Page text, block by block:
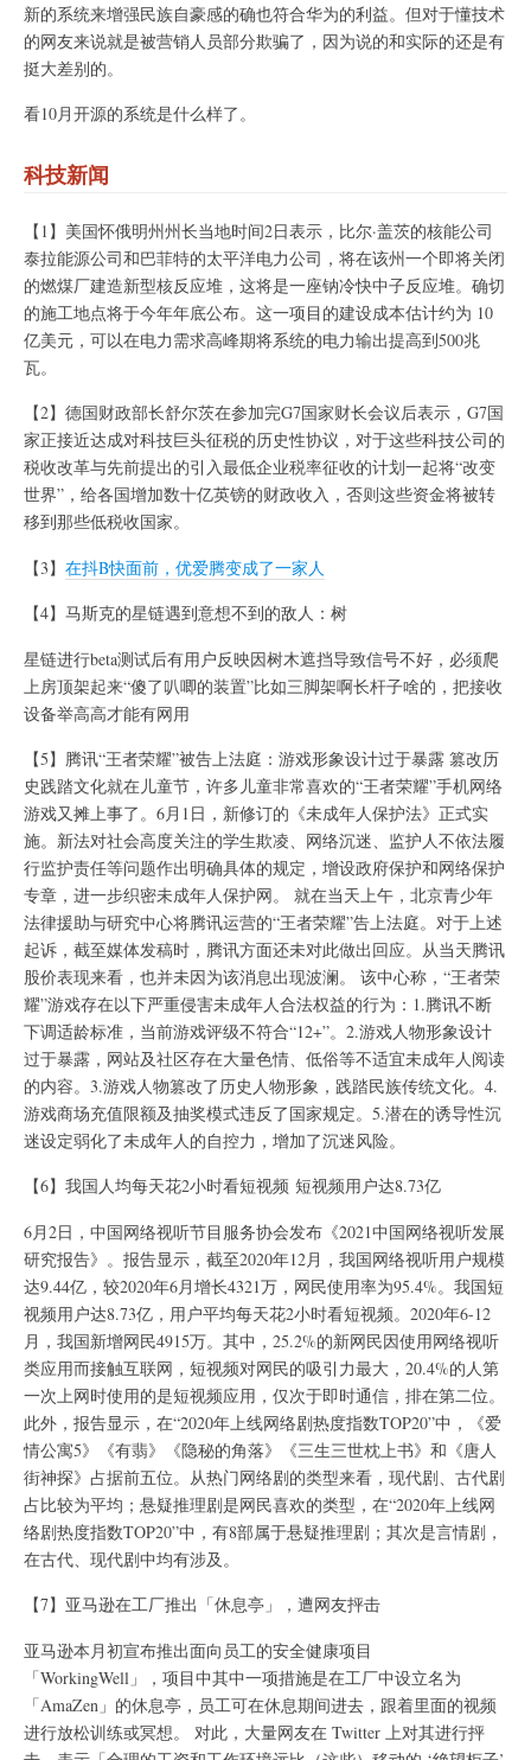
新的系统来增强民族自豪感的确也符合华为的利益。但对于懂技术
的网友来说就是被营销人员部分欺骗了，因为说的和实际的还是有
挺大差别的。
看10月开源的系统是什么样了。
科技新闻
【1】美国怀俄明州州长当地时间2日表示，比尔·盖茨的核能公司
泰拉能源公司和巴菲特的太平洋电力公司，将在该州一个即将关闭
的燃煤厂建造新型核反应堆，这将是一座钠冷快中子反应堆。确切
的施工地点将于今年年底公布。这一项目的建设成本估计约为 10
亿美元，可以在电力需求高峰期将系统的电力输出提高到500兆
瓦。
【2】德国财政部长舒尔茨在参加完G7国家财长会议后表示，G7国
家正接近达成对科技巨头征税的历史性协议，对于这些科技公司的
税收改革与先前提出的引入最低企业税率征收的计划一起将“改变
世界”，给各国增加数十亿英镑的财政收入，否则这些资金将被转
移到那些低税收国家。
【3】 在抖B快面前，优爱腾变成了一家人
【4】马斯克的星链遇到意想不到的敌人：树
星链进行beta测试后有用户反映因树木遮挡导致信号不好，必须爬
上房顶架起来“傻了叭唧的装置”比如三脚架啊长杆子啥的，把接收
设备举高高才能有网用
【5】腾讯“王者荣耀”被告上法庭：游戏形象设计过于暴露 篡改历
史践踏文化就在儿童节，许多儿童非常喜欢的“王者荣耀”手机网络
游戏又摊上事了。6月1日，新修订的《未成年人保护法》正式实
施。新法对社会高度关注的学生欺凌、网络沉迷、监护人不依法履
行监护责任等问题作出明确具体的规定，增设政府保护和网络保护
专章，进一步织密未成年人保护网。 就在当天上午，北京青少年
法律援助与研究中心将腾讯运营的“王者荣耀”告上法庭。对于上述
起诉，截至媒体发稿时，腾讯方面还未对此做出回应。从当天腾讯
股价表现来看，也并未因为该消息出现波澜。 该中心称，“王者荣
耀”游戏存在以下严重侵害未成年人合法权益的行为：1.腾讯不断
下调适龄标准，当前游戏评级不符合“12+”。2.游戏人物形象设计
过于暴露，网站及社区存在大量色情、低俗等不适宜未成年人阅读
的内容。3.游戏人物篡改了历史人物形象，践踏民族传统文化。4.
游戏商场充值限额及抽奖模式违反了国家规定。5.潜在的诱导性沉
迷设定弱化了未成年人的自控力，增加了沉迷风险。
【6】我国人均每天花2小时看短视频 短视频用户达8.73亿
6月2日，中国网络视听节目服务协会发布《2021中国网络视听发展
研究报告》。报告显示，截至2020年12月，我国网络视听用户规模
达9.44亿，较2020年6月增长4321万，网民使用率为95.4%。我国短
视频用户达8.73亿，用户平均每天花2小时看短视频。2020年6-12
月，我国新增网民4915万。其中，25.2%的新网民因使用网络视听
类应用而接触互联网，短视频对网民的吸引力最大，20.4%的人第
一次上网时使用的是短视频应用，仅次于即时通信，排在第二位。
此外，报告显示，在“2020年上线网络剧热度指数TOP20”中，《爱
情公寓5》《有翡》《隐秘的角落》《三生三世枕上书》和《唐人
街神探》占据前五位。从热门网络剧的类型来看，现代剧、古代剧
占比较为平均；悬疑推理剧是网民喜欢的类型，在“2020年上线网
络剧热度指数TOP20”中，有8部属于悬疑推理剧；其次是言情剧，
在古代、现代剧中均有涉及。
【7】亚马逊在工厂推出「休息亭」，遭网友抨击
亚马逊本月初宣布推出面向员工的安全健康项目
「WorkingWell」，项目中其中一项措施是在工厂中设立名为
「AmaZen」的休息亭，员工可在休息期间进去，跟着里面的视频
进行放松训练或冥想。 对此，大量网友在 Twitter 上对其进行抨